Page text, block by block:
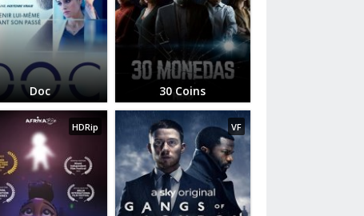
Science fiction
Thriller
Western
Doc 30 Coins
HDRip VF